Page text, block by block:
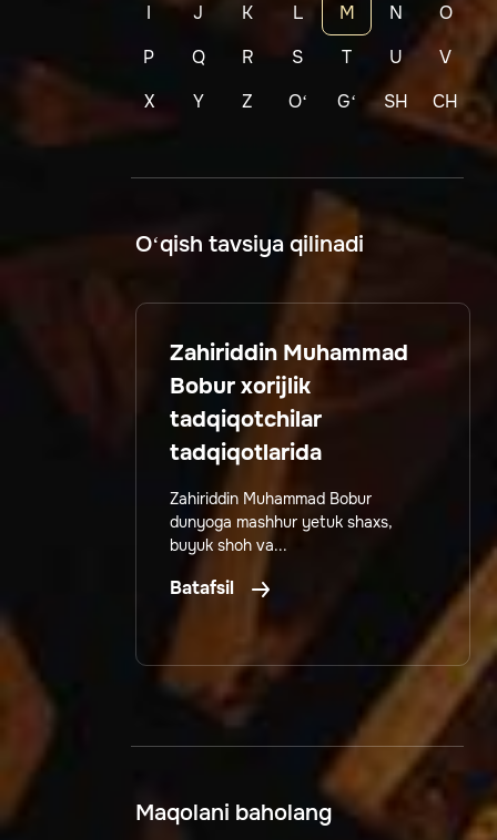
I
J K L M N
O
P
Q R S T U
V
X
Y Z Oʻ Gʻ SH CH
O‘qish tavsiya qilinadi
Zahiriddin Muhammad
Bobur xorijlik
tadqiqotchilar
tadqiqotlarida
Zahiriddin Muhammad Bobur
dunyoga mashhur yetuk shaxs,
buyuk shoh va...
Batafsil
Maqolani baholang